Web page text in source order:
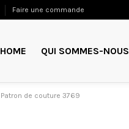
Faire une commande
HOME QUI SOMMES-NOUS
Patron de couture 3769